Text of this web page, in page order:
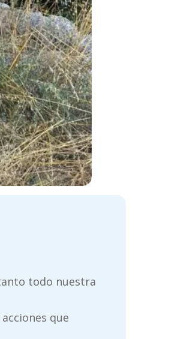
todo nuestra
que